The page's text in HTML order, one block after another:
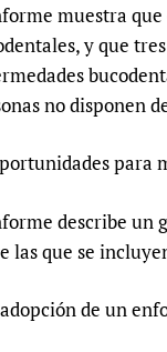
muestra
y que
no disponen
para
describe un
las que se
de un